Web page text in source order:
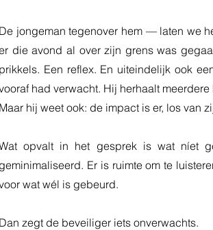
De jongeman tegenover hem — laten we
die avond al over zijn grens was
prikkels. Een reflex. En uiteindelijk ook
had verwacht. Hij herhaalt meerdere
Maar hij weet ook: de impact is er, los van
opvalt in het gesprek is wat níet
geminimaliseerd. Er is ruimte om te
wat wél is gebeurd.
Dan zegt de beveiliger iets onverwachts.